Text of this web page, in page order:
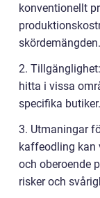
konventionellt
skördemängden.
2.
hitta i vissa
specifika butiker.
3. Utmaningar
kaffeodling kan
och oberoende
risker och